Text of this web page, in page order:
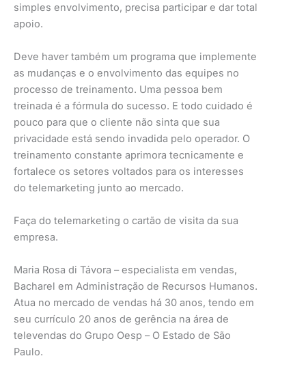
simples envolvimento, precisa participar e dar total
apoio.
Deve haver também um programa que implemente
as mudanças e o envolvimento das equipes no
processo de treinamento. Uma pessoa bem
treinada é a fórmula do sucesso. E todo cuidado é
pouco para que o cliente não sinta que sua
privacidade está sendo invadida pelo operador. O
treinamento constante aprimora tecnicamente e
fortalece os setores voltados para os interesses
do telemarketing junto ao mercado.
Faça do telemarketing o cartão de visita da sua
empresa.
Maria Rosa di Távora – especialista em vendas,
Bacharel em Administração de Recursos Humanos.
Atua no mercado de vendas há 30 anos, tendo em
seu currículo 20 anos de gerência na área de
televendas do Grupo Oesp – O Estado de São
Paulo.